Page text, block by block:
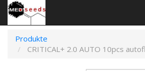
Produkte
CRITICAL+ 2.0 AUTO 10pcs